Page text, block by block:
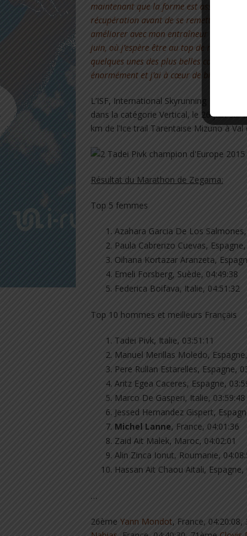
maintenant que la forme est assez
récupération avant de se remettre en
améliorer avec mon entraîneur Chris
juin, où j’espère être au top de ma
quelques unes des plus belles courses
énormément et j’ai à cœur de bien
L’ISF, International Skyrunning
dans la catégorie Vertical, le 26 juin sur
km de l’Ice trail Tarentaise Mizuno à Val
Résultat du Marathon de Zegama:
Top 5 femmes
Azahara Garcia De Los
Paula Cabrerizo Cuevas,
Oihana Kortazar Aranzeta,
Emeli Forsberg, Suède, 04:49:38
Federica Boifava, Italie, 04:51:32
Top 10 hommes et meilleurs Français
Tadei Pivk, Italie, 03:51:11
Manuel Merillas Moledo,
Pere Rullan Estarelles, Espagne,
Aritz Egea Caceres, Espagne,
Marco De Gasperi, Italie, 03:59:48
Jessed Hernandez Gispert,
Michel Lanne, France, 04:01:36
Zaid Ait Malek, Maroc, 04:02:01
Alin Zinca Ionut, Roumanie,
Hassan Ait Chaou Aitali, Espagne,
…
26ème Yann Mondot, France, 04:20:08,